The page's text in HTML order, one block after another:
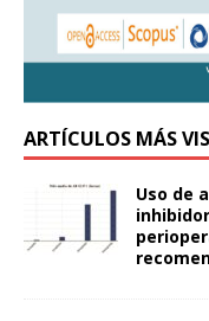
ARTÍCULOS MÁS
Uso de